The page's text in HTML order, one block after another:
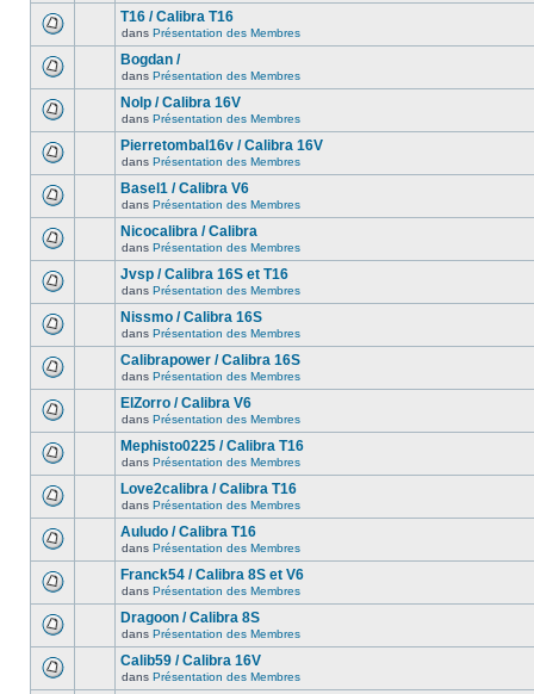
T16 / Calibra T16
dans Présentation des Membres
Bogdan /
dans Présentation des Membres
Nolp / Calibra 16V
dans Présentation des Membres
Pierretombal16v / Calibra 16V
dans Présentation des Membres
Basel1 / Calibra V6
dans Présentation des Membres
Nicocalibra / Calibra
dans Présentation des Membres
Jvsp / Calibra 16S et T16
dans Présentation des Membres
Nissmo / Calibra 16S
dans Présentation des Membres
Calibrapower / Calibra 16S
dans Présentation des Membres
ElZorro / Calibra V6
dans Présentation des Membres
Mephisto0225 / Calibra T16
dans Présentation des Membres
Love2calibra / Calibra T16
dans Présentation des Membres
Auludo / Calibra T16
dans Présentation des Membres
Franck54 / Calibra 8S et V6
dans Présentation des Membres
Dragoon / Calibra 8S
dans Présentation des Membres
Calib59 / Calibra 16V
dans Présentation des Membres